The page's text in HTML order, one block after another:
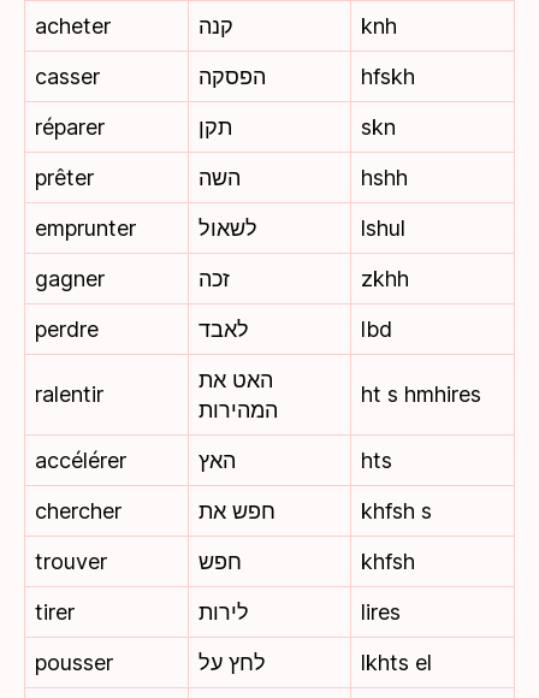
acheter
קנה
knh
casser
הפסקה
hfskh
réparer
תקן
skn
prêter
השה
hshh
emprunter
לשאול
lshul
gagner
זכה
zkhh
perdre
לאבד lbd
ralentir
האט את
המהירות
ht s hmhires
accélérer האץ
hts
chercher
חפש את
khfsh s
trouver
חפש
khfsh
tirer
לירות
lires
pousser
לחץ על
lkhts el